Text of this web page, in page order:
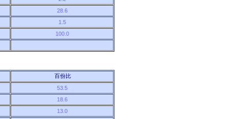
28.6
1.5
100.0
百份比
53.5
18.6
13.0